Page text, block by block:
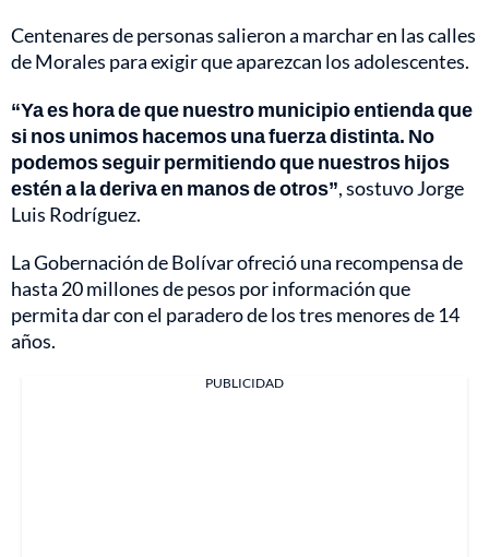
Centenares de personas salieron a marchar en las calles
de Morales para exigir que aparezcan los adolescentes.
“Ya es hora de que nuestro municipio entienda que
si nos unimos hacemos una fuerza distinta. No
podemos seguir permitiendo que nuestros hijos
estén a la deriva en manos de otros”, sostuvo Jorge
Luis Rodríguez.
La Gobernación de Bolívar ofreció una recompensa de
hasta 20 millones de pesos por información que
permita dar con el paradero de los tres menores de 14
años.
PUBLICIDAD